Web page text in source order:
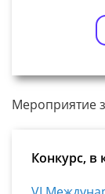
Мероприятие
Конкурс, в